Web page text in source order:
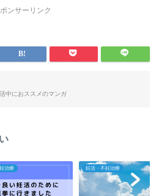
ンサーリンク
中におススメのマンガ
妊活・不妊治療 妊活・不妊治療